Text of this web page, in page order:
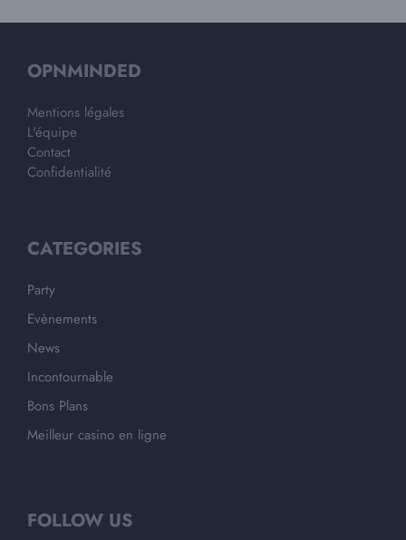
OPNMINDED
Mentions légales
L'équipe
Contact
Confidentialité
CATEGORIES
Party
Evènements
News
Incontournable
Bons Plans
Meilleur casino en ligne
FOLLOW US